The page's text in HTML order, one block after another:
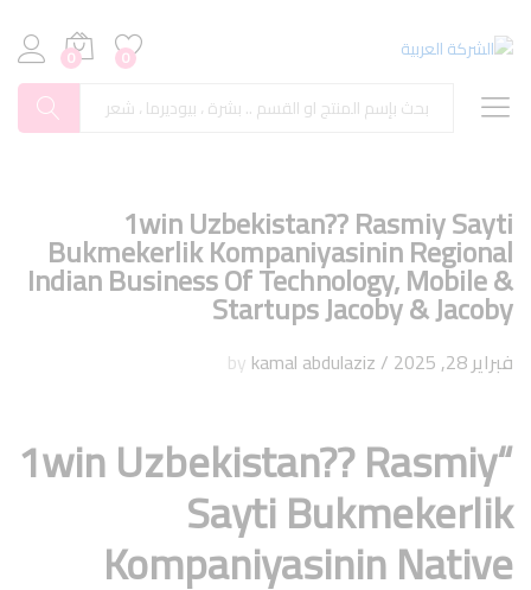
0
0
1win Uzbekistan?? Rasmiy Sayti
Bukmekerlik Kompaniyasinin Regional
Indian Business Of Technology, Mobile &
Startups Jacoby & Jacoby
فبراير 28, 2025 /
kamal abdulaziz
“1win Uzbekistan?? Rasmiy
Sayti Bukmekerlik
Kompaniyasinin Native